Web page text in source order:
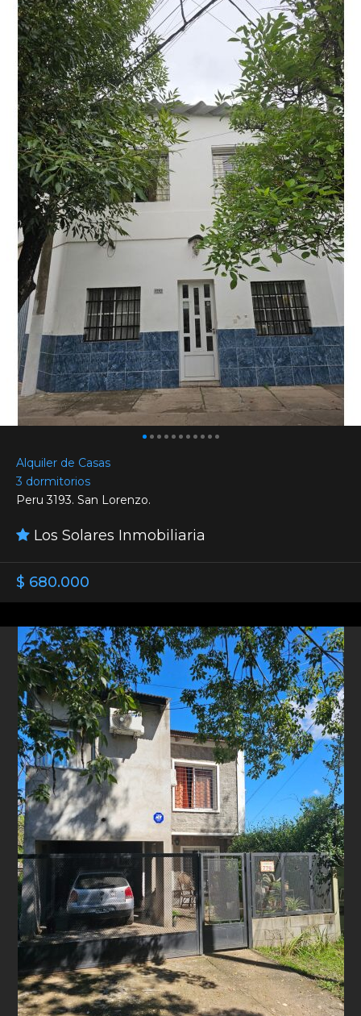
Alquiler de Casas
3 dormitorios
Peru 3193. San Lorenzo.
Los Solares Inmobiliaria
$ 680.000